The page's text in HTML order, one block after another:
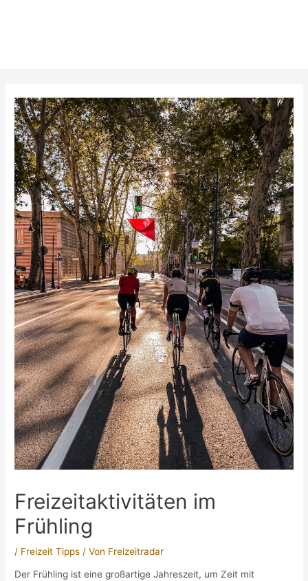
Freizeitaktivitäten im
Frühling
/ Freizeit Tipps / Von Freizeitradar
Der Frühling ist eine großartige Jahreszeit, um Zeit mit